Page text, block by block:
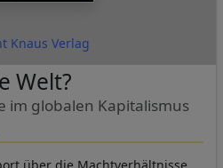
Knaus Verlag
Welt?
im globalen Kapitalismus